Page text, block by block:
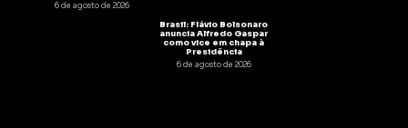
6 de agosto de 2026
Brasil: Flávio Bolsonaro
anuncia Alfredo Gaspar
como vice em chapa à
Presidência
6 de agosto de 2026